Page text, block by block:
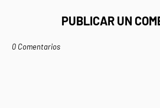
PUBLICAR UN
0 Comentarios